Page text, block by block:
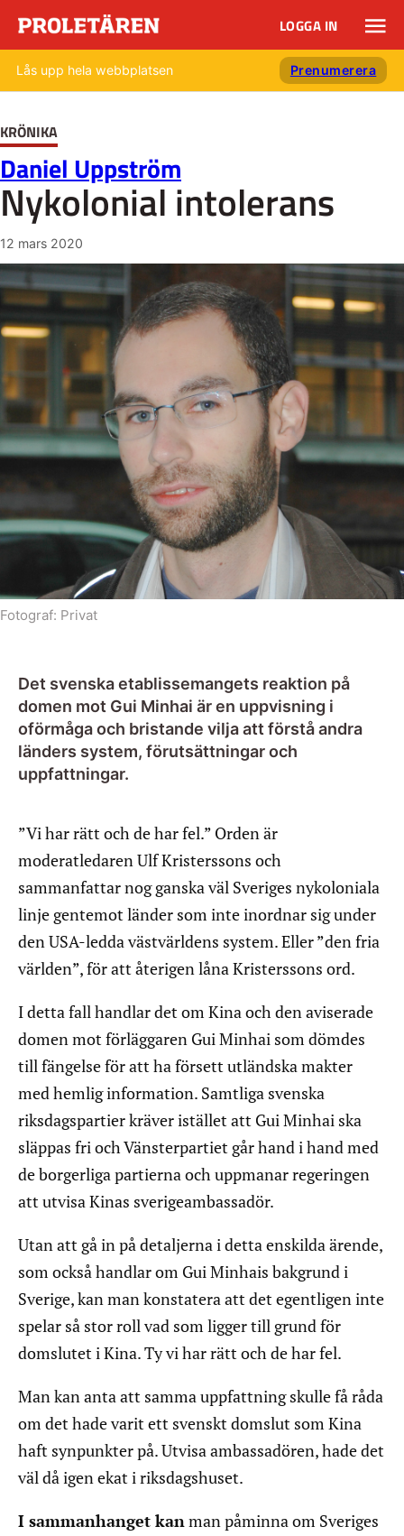
LOGGA IN
Lås upp hela webbplatsen Prenumerera
KRÖNIKA
Daniel Uppström
Nykolonial intolerans
12 mars 2020
Fotograf: Privat
Det svenska etablissemangets reaktion på
domen mot Gui Minhai är en uppvisning i
oförmåga och bristande vilja att förstå andra
länders system, förutsättningar och
uppfattningar.
”Vi har rätt och de har fel.” Orden är
moderatledaren Ulf Kristerssons och
sammanfattar nog ganska väl Sveriges nykoloniala
linje gentemot länder som inte inordnar sig under
den USA-ledda västvärldens system. Eller ”den fria
världen”, för att återigen låna Kristerssons ord.
I detta fall handlar det om Kina och den aviserade
domen mot förläggaren Gui Minhai som dömdes
till fängelse för att ha försett utländska makter
med hemlig information. Samtliga svenska
riksdagspartier kräver istället att Gui Minhai ska
släppas fri och Vänsterpartiet går hand i hand med
de borgerliga partierna och uppmanar regeringen
att utvisa Kinas sverigeambassadör.
Utan att gå in på detaljerna i detta enskilda ärende,
som också handlar om Gui Minhais bakgrund i
Sverige, kan man konstatera att det egentligen inte
spelar så stor roll vad som ligger till grund för
domslutet i Kina. Ty vi har rätt och de har fel.
Man kan anta att samma uppfattning skulle få råda
om det hade varit ett svenskt domslut som Kina
haft synpunkter på. Utvisa ambassadören, hade det
väl då igen ekat i riksdagshuset.
I sammanhanget kanman påminna om Sveriges